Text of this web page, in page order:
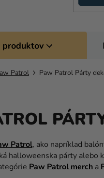
produktov
Patrol Paw Patrol Párty
Patrol, ako napríklad
halloweenska párty alebo
Paw Patrol merch a